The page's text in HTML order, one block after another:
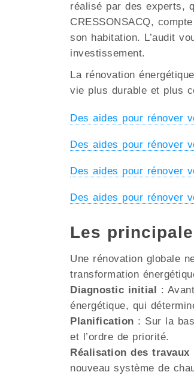
réalisé par des experts,
CRESSONSACQ,
son habitation. L’audit
investissement.
La rénovation
vie plus durable et plus
Des aides pour rénover
Des aides pour rénover
Des aides pour rénover
Des aides pour rénover
Les
Une rénovation globale
transformation
Diagnostic initial
:
énergétique, qui
Planification : Sur la
et l’ordre de priorité.
Réalisation des travaux
nouveau système de